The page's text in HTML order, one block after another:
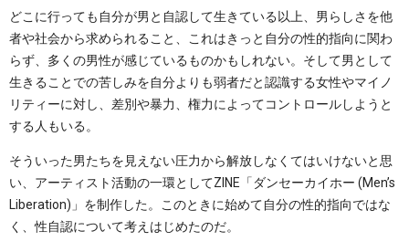
どこに行っても自分が男と自認して生きている以上、男らしさを他
者や社会から求められること、これはきっと自分の性的指向に関わ
らず、多くの男性が感じているものかもしれない。そして男として
生きることでの苦しみを自分よりも弱者だと認識する女性やマイノ
リティーに対し、差別や暴力、権力によってコントロールしようと
する人もいる。
そういった男たちを見えない圧力から解放しなくてはいけないと思
い、アーティスト活動の一環としてZINE「ダンセーカイホー (Men’s
Liberation)」を制作した。このときに始めて自分の性的指向ではな
く、性自認について考えはじめたのだ。